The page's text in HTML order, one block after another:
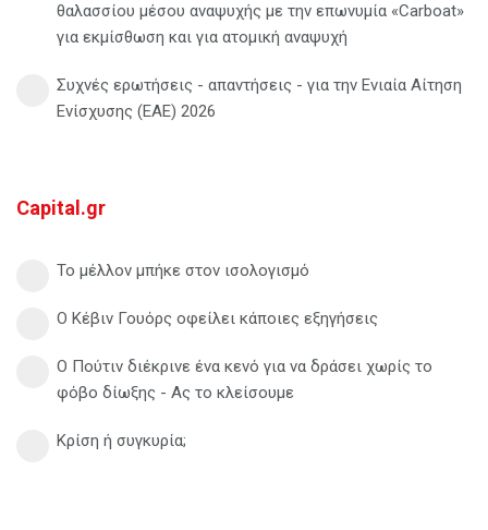
θαλασσίου μέσου αναψυχής με την επωνυμία «Carboat»
για εκμίσθωση και για ατομική αναψυχή
Συχνές ερωτήσεις - απαντήσεις - για την Ενιαία Αίτηση
Ενίσχυσης (ΕΑΕ) 2026
Capital.gr
Το μέλλον μπήκε στον ισολογισμό
Ο Κέβιν Γουόρς οφείλει κάποιες εξηγήσεις
Ο Πούτιν διέκρινε ένα κενό για να δράσει χωρίς το
φόβο δίωξης - Ας το κλείσουμε
Κρίση ή συγκυρία;